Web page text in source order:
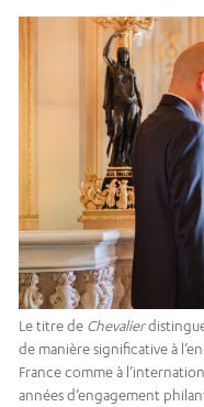
Le titre de Chevalier
de manière significative à
France comme à
années d’engagement